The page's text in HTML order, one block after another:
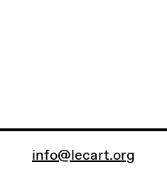
info@lecart.org